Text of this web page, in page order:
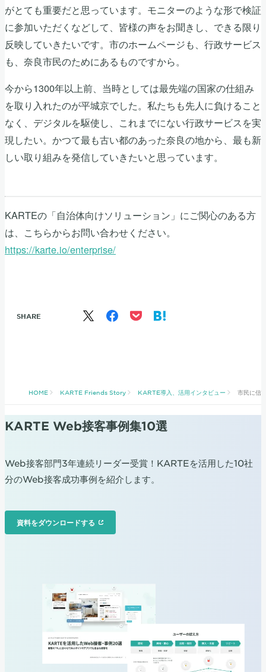
がとても重要だと思っています。モニターのような形で検証
に参加いただくなどして、皆様の声をお聞きし、できる限り
反映していきたいです。市のホームページも、行政サービス
も、奈良市民のためにあるものですから。
今から1300年以上前、当時としては最先端の国家の仕組み
を取り入れたのが平城京でした。私たちも先人に負けること
なく、デジタルを駆使し、これまでにない行政サービスを実
現したい。かつて最も古い都のあった奈良の地から、最も新
しい取り組みを発信していきたいと思っています。
KARTEの「自治体向けソリューション」にご関心のある方
は、こちらからお問い合わせください。
https://karte.io/enterprise/
SHARE
HOME KARTE Friends Story KARTE導入、活用インタビュー 市民に信
KARTE Web接客事例集10選
Web接客部門3年連続リーダー受賞！KARTEを活用した10社
分のWeb接客成功事例を紹介します。
資料をダウンロードする